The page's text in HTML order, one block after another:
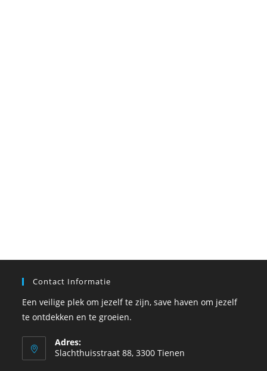
Contact Informatie
Een veilige plek om jezelf te zijn, save haven om jezelf
te ontdekken en te groeien.
Adres:
Slachthuisstraat 88, 3300 Tienen